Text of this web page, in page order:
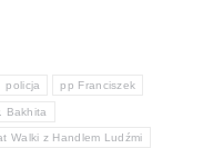
policja pp Franciszek
Bakhita
Walki z Handlem Ludźmi